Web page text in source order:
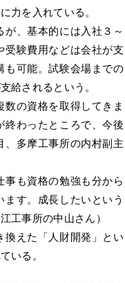
力を入れている。
、基本的には入社３～
受験費用などは会社が支
も可能。試験会場までの
給されるという。
の資格を取得してきま
終わったところで、今後
、多摩工事所の内村副主
も資格の勉強も分から
す。成長したいという
工事所の中山さん）
えた「人財開発」とい
いる。